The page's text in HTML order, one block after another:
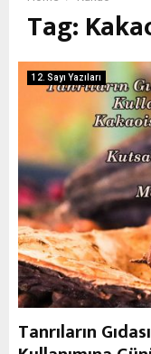
Tag:
12. Sayı Yazıları
Tanrıların